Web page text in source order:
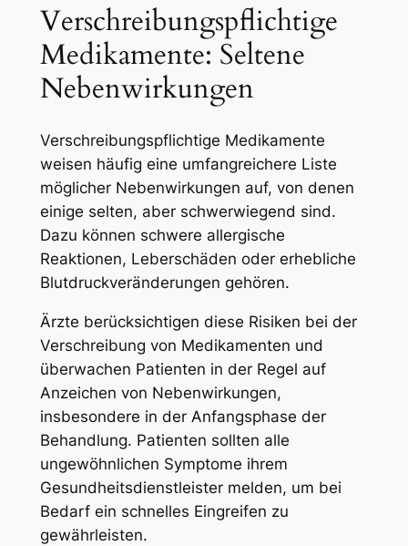
Verschreibungspflichtige
Medikamente: Seltene
Nebenwirkungen
Verschreibungspflichtige Medikamente
weisen häufig eine umfangreichere Liste
möglicher Nebenwirkungen auf, von denen
einige selten, aber schwerwiegend sind.
Dazu können schwere allergische
Reaktionen, Leberschäden oder erhebliche
Blutdruckveränderungen gehören.
Ärzte berücksichtigen diese Risiken bei der
Verschreibung von Medikamenten und
überwachen Patienten in der Regel auf
Anzeichen von Nebenwirkungen,
insbesondere in der Anfangsphase der
Behandlung. Patienten sollten alle
ungewöhnlichen Symptome ihrem
Gesundheitsdienstleister melden, um bei
Bedarf ein schnelles Eingreifen zu
gewährleisten.